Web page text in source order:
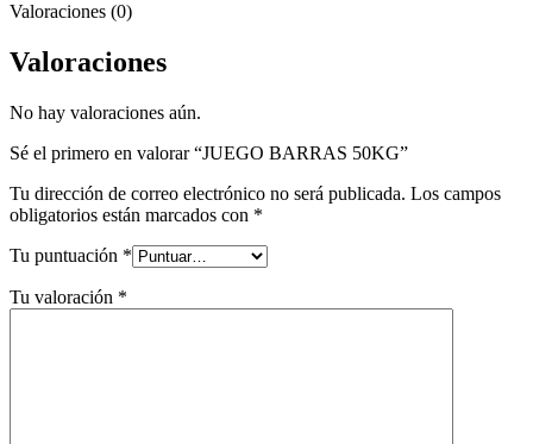
Valoraciones (0)
Valoraciones
No hay valoraciones aún.
Sé el primero en valorar “JUEGO BARRAS 50KG”
Tu dirección de correo electrónico no será publicada. Los campos
obligatorios están marcados con *
Tu puntuación *
Tu valoración *